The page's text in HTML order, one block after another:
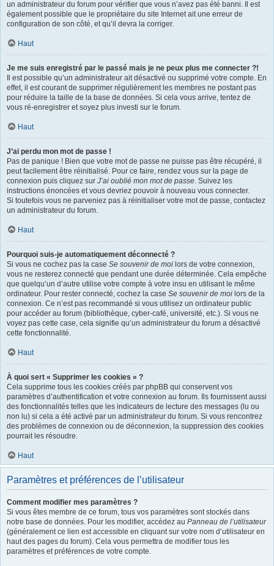
un administrateur du forum pour vérifier que vous n’avez pas été banni. Il est
également possible que le propriétaire du site Internet ait une erreur de
configuration de son côté, et qu’il devra la corriger.
Haut
Je me suis enregistré par le passé mais je ne peux plus me connecter ?!
Il est possible qu’un administrateur ait désactivé ou supprimé votre compte. En
effet, il est courant de supprimer régulièrement les membres ne postant pas
pour réduire la taille de la base de données. Si cela vous arrive, tentez de
vous ré-enregistrer et soyez plus investi sur le forum.
Haut
J’ai perdu mon mot de passe !
Pas de panique ! Bien que votre mot de passe ne puisse pas être récupéré, il
peut facilement être réinitialisé. Pour ce faire, rendez vous sur la page de
connexion puis cliquez sur J’ai oublié mon mot de passe. Suivez les
instructions énoncées et vous devriez pouvoir à nouveau vous connecter.
Si toutefois vous ne parveniez pas à réinitialiser votre mot de passe, contactez
un administrateur du forum.
Haut
Pourquoi suis-je automatiquement déconnecté ?
Si vous ne cochez pas la case Se souvenir de moi lors de votre connexion,
vous ne resterez connecté que pendant une durée déterminée. Cela empêche
que quelqu’un d’autre utilise votre compte à votre insu en utilisant le même
ordinateur. Pour rester connecté, cochez la case Se souvenir de moi lors de la
connexion. Ce n’est pas recommandé si vous utilisez un ordinateur public
pour accéder au forum (bibliothèque, cyber-café, université, etc.). Si vous ne
voyez pas cette case, cela signifie qu’un administrateur du forum a désactivé
cette fonctionnalité.
Haut
À quoi sert « Supprimer les cookies » ?
Cela supprime tous les cookies créés par phpBB qui conservent vos
paramètres d’authentification et votre connexion au forum. Ils fournissent aussi
des fonctionnalités telles que les indicateurs de lecture des messages (lu ou
non lu) si cela a été activé par un administrateur du forum. Si vous rencontrez
des problèmes de connexion ou de déconnexion, la suppression des cookies
pourrait les résoudre.
Haut
Paramètres et préférences de l’utilisateur
Comment modifier mes paramètres ?
Si vous êtes membre de ce forum, tous vos paramètres sont stockés dans
notre base de données. Pour les modifier, accédez au Panneau de l’utilisateur
(généralement ce lien est accessible en cliquant sur votre nom d’utilisateur en
haut des pages du forum). Cela vous permettra de modifier tous les
paramètres et préférences de votre compte.